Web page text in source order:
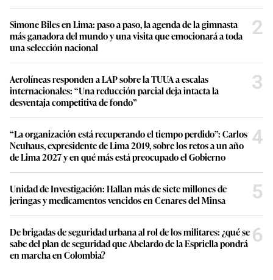
Simone Biles en Lima: paso a paso, la agenda de la gimnasta
más ganadora del mundo y una visita que emocionará a toda
una selección nacional
2
Aerolíneas responden a LAP sobre la TUUA a escalas
internacionales: “Una reducción parcial deja intacta la
desventaja competitiva de fondo”
3
“La organización está recuperando el tiempo perdido”: Carlos
Neuhaus, expresidente de Lima 2019, sobre los retos a un año
de Lima 2027 y en qué más está preocupado el Gobierno
4
Unidad de Investigación: Hallan más de siete millones de
jeringas y medicamentos vencidos en Cenares del Minsa
5
De brigadas de seguridad urbana al rol de los militares: ¿qué se
sabe del plan de seguridad que Abelardo de la Espriella pondrá
en marcha en Colombia?
6